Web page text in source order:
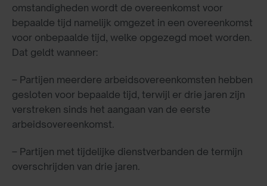
omstandigheden wordt de overeenkomst voor
bepaalde tijd namelijk omgezet in een overeenkomst
voor onbepaalde tijd, welke opgezegd moet worden.
Dat geldt wanneer:
– Partijen meerdere arbeidsovereenkomsten hebben
gesloten voor bepaalde tijd, terwijl er drie jaren zijn
verstreken sinds het aangaan van de eerste
arbeidsovereenkomst.
– Partijen met tijdelijke dienstverbanden de termijn
overschrijden van drie jaren.